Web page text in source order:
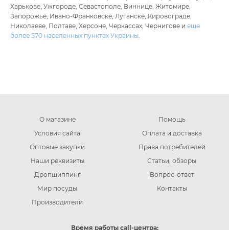
Харькове, Ужгороде, Севастополе, Виннице, Житомире,
Запорожье, Ивано-Франковске, Луганске, Кировограде,
Николаеве, Полтаве, Херсоне, Черкассах, Чернигове и еще
более 570 населенных пунктах Украины.
О магазине
Условия сайта
Оптовые закупки
Наши реквизиты
Дропшиппинг
Мир посуды
Производители
Помощь
Оплата и доставка
Права потребителей
Статьи, обзоры
Вопрос-ответ
Контакты
Время работы call-центра: